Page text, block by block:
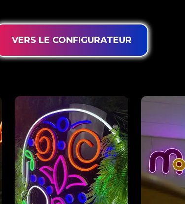
de vie extra longue et adaptées à une
VERS LE CONFIGURATEUR